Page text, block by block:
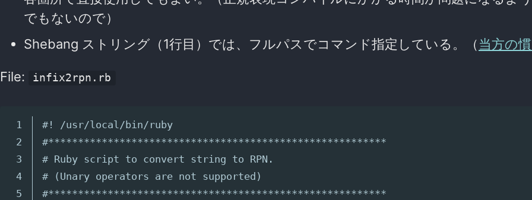
でもないので）
Shebang ストリング（1行目）では、フルパスでコマンド指定している。（当方の
File: infix2rpn.rb
1
2
3
4
5
#! /usr/local/bin/ruby
#*********************************************************
# Ruby script to convert string to RPN.
# (Unary operators are not supported)
#*********************************************************